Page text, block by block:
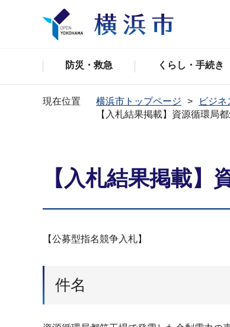
防災・救急 くらし・手続き
現在位置 横浜市トップページ ビジネ
【入札結果掲載】資源循環局
【入札結果掲載
【公募型指名競争入札】
件名